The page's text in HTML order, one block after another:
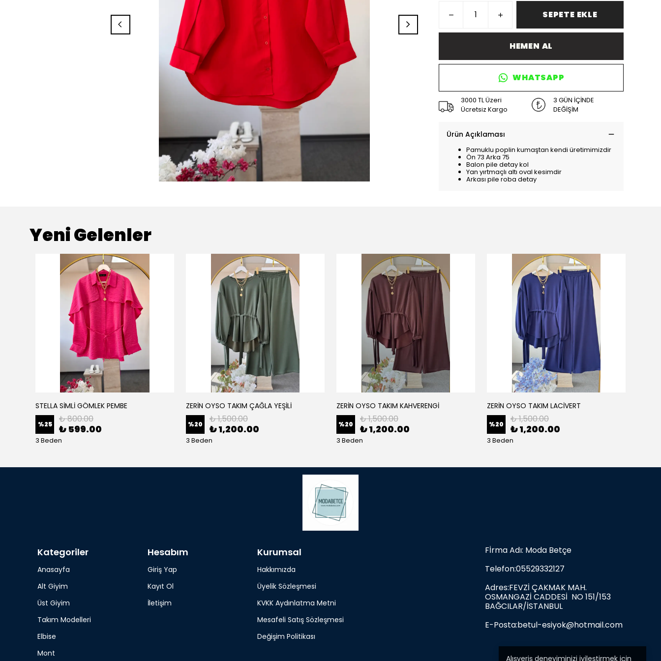
Alışveriş deneyiminizi iyileştirmek için
SEPETE EKLE
HEMEN AL
WHATSAPP
3000 TL Üzeri
Ücretsiz Kargo
3 GÜN İÇİNDE
DEĞİŞİM
Ürün Açıklaması
Pamuklu poplin kumaştan kendi üretimimizdir
Ön 73 Arka 75
Balon pile detay kol
Yan yırtmaçlı altı oval kesimdir
Arkası pile roba detay
Yeni Gelenler
STELLA SİMLİ GÖMLEK PEMBE
%25 ₺ 800.00
₺ 599.00
3 Beden
ZERİN OYSO TAKIM ÇAĞLA YEŞİLİ
%20 ₺ 1,500.00
₺ 1,200.00
3 Beden
ZERİN OYSO TAKIM KAHVERENGİ
%20 ₺ 1,500.00
₺ 1,200.00
3 Beden
ZERİN OYSO TAKIM LACİVERT
%20 ₺ 1,500.00
₺ 1,200.00
3 Beden
Kategoriler
Anasayfa
Alt Giyim
Üst Giyim
Takım Modelleri
Elbise
Mont
Hesabım
Giriş Yap
Kayıt Ol
İletişim
Kurumsal
Hakkımızda
Üyelik Sözleşmesi
KVKK Aydınlatma Metni
Mesafeli Satış Sözleşmesi
Değişim Politikası
Fİrma Adı: Moda Betçe
Telefon:05529332127
Adres:FEVZİ ÇAKMAK MAH.
OSMANGAZİ CADDESİ NO 151/153
BAĞCILAR/İSTANBUL
E-Posta:betul-esiyok@hotmail.com